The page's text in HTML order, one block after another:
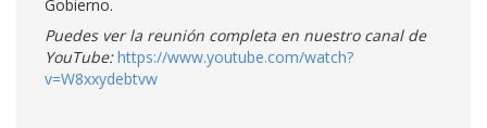
Gobierno.
Puedes ver la reunión completa en nuestro canal de
YouTube:https://www.youtube.com/watch?
v=W8xxydebtvw